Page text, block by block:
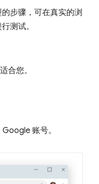
步骤，可在真实的浏
测试。
合您。
账号。